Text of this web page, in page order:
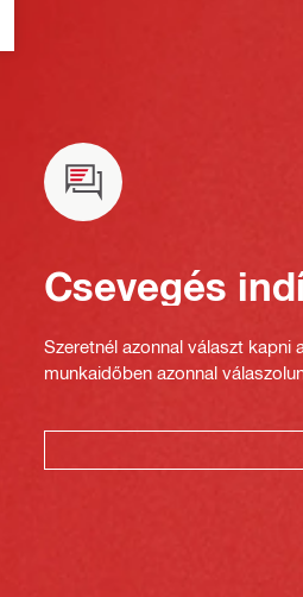
Csevegés
Szeretnél azonnal választ kapni
munkaidőben azonnal